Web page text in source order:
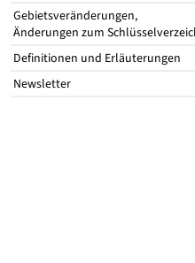
Gebietsveränderungen,
Änderungen zum
Definitionen und Erläuterungen
Newsletter